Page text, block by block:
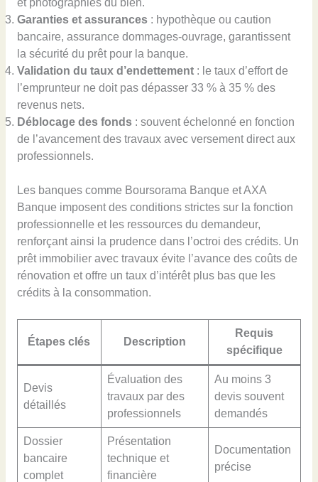
et photographies du bien.
Garanties et assurances: hypothèque ou caution
bancaire, assurance dommages-ouvrage, garantissent
la sécurité du prêt pour la banque.
Validation du taux d’endettement: le taux d’effort de
l’emprunteur ne doit pas dépasser 33 % à 35 % des
revenus nets.
Déblocage des fonds: souvent échelonné en fonction
de l’avancement des travaux avec versement direct aux
professionnels.
Les banques comme Boursorama Banque et AXA
Banque imposent des conditions strictes sur la fonction
professionnelle et les ressources du demandeur,
renforçant ainsi la prudence dans l’octroi des crédits. Un
prêt immobilier avec travaux évite l’avance des coûts de
rénovation et offre un taux d’intérêt plus bas que les
crédits à la consommation.
Étapes clés Description
Requis
spécifique
Devis
détaillés
Évaluation des
travaux par des
professionnels
Au moins 3
devis souvent
demandés
Dossier
bancaire
complet
Présentation
technique et
financière
Documentation
précise